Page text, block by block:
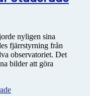
nyligen sina
fjärrstyrning från
observatoriet. Det
bilder att göra